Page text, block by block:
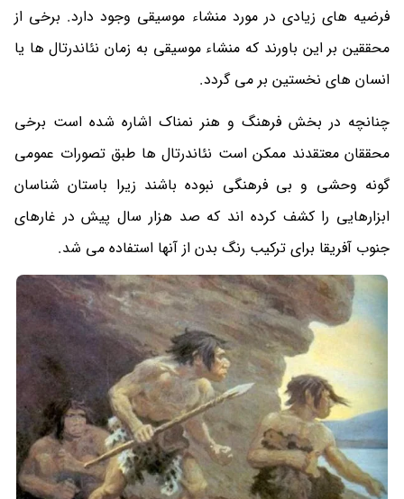
فرضیه های زیادی در مورد منشاء موسیقی وجود دارد. برخی از
محققین بر این باورند که منشاء موسیقی به زمان نئاندرتال ها یا
انسان های نخستین بر می گردد.
چنانچه در بخش فرهنگ و هنر نمناک اشاره شده است برخی
محققان معتقدند ممکن است نئاندرتال ها طبق تصورات عمومی
گونه وحشی و بی فرهنگی نبوده باشند زیرا باستان شناسان
ابزارهایی را کشف کرده اند که صد هزار سال پیش در غارهای
جنوب آفریقا برای ترکیب رنگ بدن از آنها استفاده می شد.